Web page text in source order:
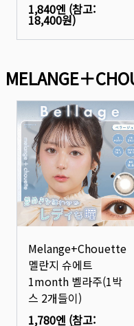
1,840엔 (참고:
18,400원)
MELANGE＋
Melange+Chouette
멜란지 슈에트
1month 벨라주(1박
스 2개들이)
1,780엔 (참고: